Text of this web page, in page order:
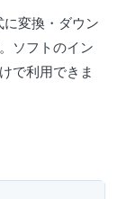
変換・ダウン
ソフトのイン
で利用できま